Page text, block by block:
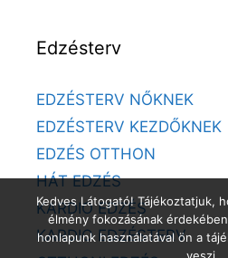
Edzésterv
EDZÉSTERV NŐKNEK
EDZÉSTERV KEZDŐKNEK
EDZÉS OTTHON
HÁT EDZÉS
KARDIO EDZÉS
KARDIO EDZÉSTERV
Kedves Látogató! Tájékoztatjuk,
élmény fokozásának
honlapunk használatával ön a